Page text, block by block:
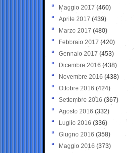
Maggio 2017 (460)
Aprile 2017 (439)
Marzo 2017 (480)
Febbraio 2017 (420)
Gennaio 2017 (453)
Dicembre 2016 (438)
Novembre 2016 (438)
Ottobre 2016 (424)
Settembre 2016 (367)
Agosto 2016 (332)
Luglio 2016 (336)
Giugno 2016 (358)
Maggio 2016 (373)